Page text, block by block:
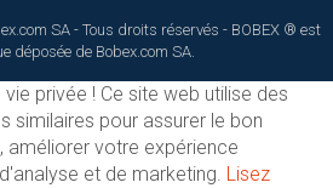
SA - Tous droits réservés - BOBEX ® est
déposée de Bobex.com SA.
privée ! Ce site web utilise des
similaires pour assurer le bon
améliorer votre expérience
et de marketing. Lisez